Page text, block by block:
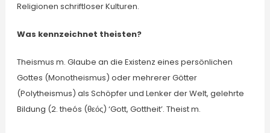
Religionen schriftloser Kulturen.
Was kennzeichnet theisten?
Theismus m. Glaube an die Existenz eines persönlichen
Gottes (Monotheismus) oder mehrerer Götter
(Polytheismus) als Schöpfer und Lenker der Welt, gelehrte
Bildung (2. theós (θεός) ‘Gott, Gottheit’. Theist m.